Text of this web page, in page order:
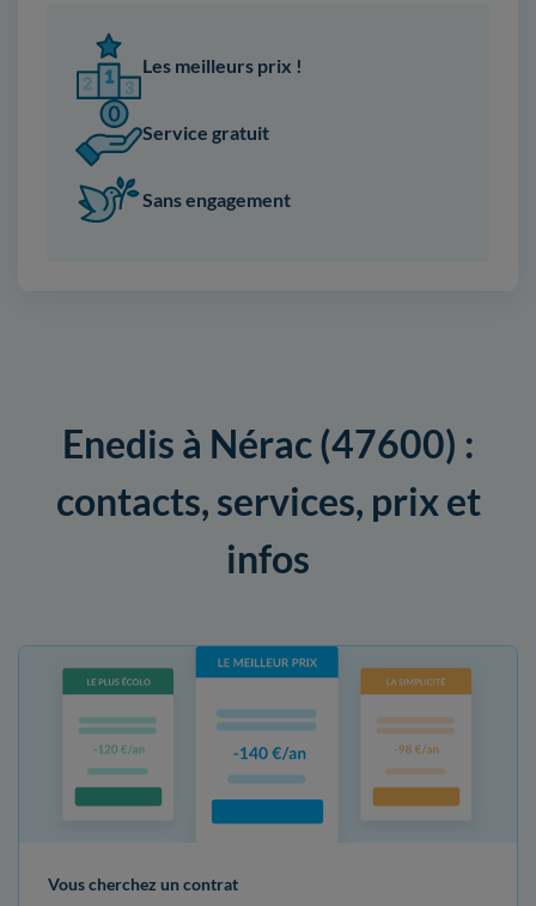
Les meilleurs prix !
Service gratuit
Sans engagement
Enedis à Nérac (47600) :
contacts, services, prix et
infos
Vous cherchez un contrat